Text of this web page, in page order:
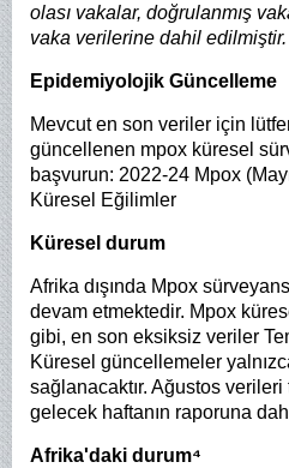
olası vakalar, doğrulanmış
vaka verilerine dahil edilmiştir.
Epidemiyolojik Güncelleme
Mevcut en son veriler için
güncellenen mpox küresel
başvurun: 2022-24 Mpox
Küresel Eğilimler
Küresel durum
Afrika dışında Mpox
devam etmektedir. Mpox
gibi, en son eksiksiz veriler
Küresel güncellemeler
sağlanacaktır. Ağustos verileri
gelecek haftanın raporuna
Afrika'daki durum⁴